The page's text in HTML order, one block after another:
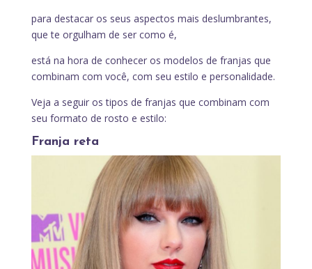
para destacar os seus aspectos mais deslumbrantes,
que te orgulham de ser como é,
está na hora de conhecer os modelos de franjas que
combinam com você, com seu estilo e personalidade.
Veja a seguir os tipos de franjas que combinam com
seu formato de rosto e estilo:
Franja reta